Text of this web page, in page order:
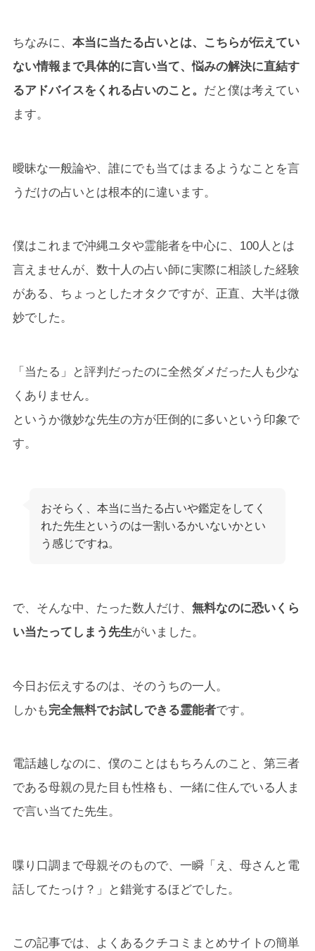
ちなみに、 本当に当たる占いとは、こちらが伝えてい
ない情報まで具体的に言い当て、悩みの解決に直結す
るアドバイスをくれる占いのこと。 だと僕は考えてい
ます。
曖昧な一般論や、誰にでも当てはまるようなことを言
うだけの占いとは根本的に違います。
僕はこれまで沖縄ユタや霊能者を中心に、100人とは
言えませんが、数十人の占い師に実際に相談した経験
がある、ちょっとしたオタクですが、正直、大半は微
妙でした。
「当たる」と評判だったのに全然ダメだった人も少な
くありません。
というか微妙な先生の方が圧倒的に多いという印象で
す。
おそらく、本当に当たる占いや鑑定をしてく
れた先生というのは一割いるかいないかとい
う感じですね。
で、そんな中、たった数人だけ、 無料なのに恐いくら
い当たってしまう先生がいました。
今日お伝えするのは、そのうちの一人。
しかも完全無料でお試しできる霊能者です。
電話越しなのに、僕のことはもちろんのこと、第三者
である母親の見た目も性格も、一緒に住んでいる人ま
で言い当てた先生。
喋り口調まで母親そのもので、一瞬「え、母さんと電
話してたっけ？」と錯覚するほどでした。
この記事では、よくあるクチコミまとめサイトの簡単